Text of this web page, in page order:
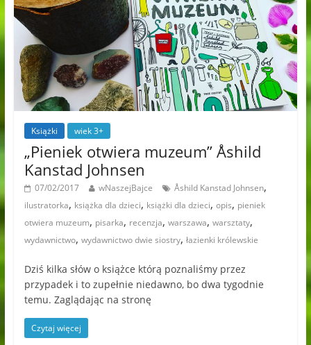
Książki wiek 3+
„Pieniek otwiera muzeum” Åshild
Kanstad Johnsen
07/02/2017 wNaszejBajce Åshild Kanstad Johnsen,
ilustratorka, książka dla dzieci, książki dla dzieci, opis, pieniek
otwiera muzeum, pisarka, recenzja, warszawa, warsztaty,
wydawnictwo, wydawnictwo dwie siostry, łazienki królewskie
Dziś kilka słów o książce którą poznaliśmy przez
przypadek i to zupełnie niedawno, bo dwa tygodnie
temu. Zaglądając na stronę
Czytaj więcej